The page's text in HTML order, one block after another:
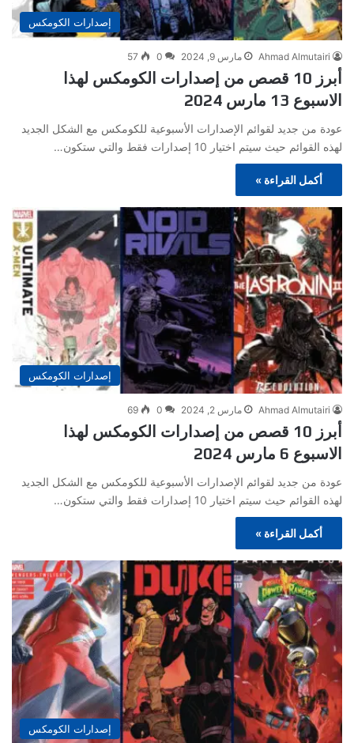
إصدارات الكومكس
Ahmad Almutairi مارس 9, 2024 0
57
أبرز 10 قصص من إصدارات الكومكس لهذا
الاسبوع 13 مارس 2024
عودة من جديد لقوائم الإصدارات الأسبوعية للكومكس مع الشكل الجديد
لهذه القوائم حيث سيتم اختيار 10 إصدارات فقط والتي ستكون…
أكمل القراءة »
إصدارات الكومكس
Ahmad Almutairi مارس 2, 2024 0
69
أبرز 10 قصص من إصدارات الكومكس لهذا
الاسبوع 6 مارس 2024
عودة من جديد لقوائم الإصدارات الأسبوعية للكومكس مع الشكل الجديد
لهذه القوائم حيث سيتم اختيار 10 إصدارات فقط والتي ستكون…
أكمل القراءة »
إصدارات الكومكس